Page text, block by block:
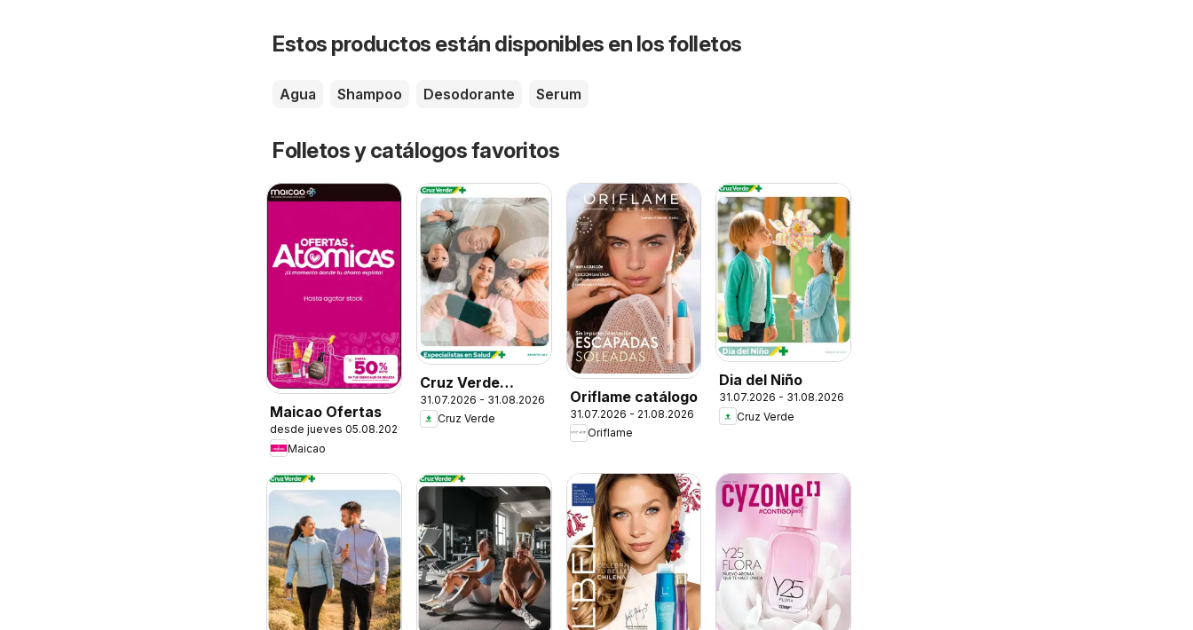
Estos productos están disponibles en los folletos
Agua Shampoo Desodorante Serum
Folletos y catálogos favoritos
Maicao Ofertas
desde jueves 05.08.2026
Maicao
Cruz Verde
Descuentos
31.07.2026 - 31.08.2026
Cruz Verde
Oriflame catálogo
31.07.2026 - 21.08.2026
Oriflame
Dia del Niño
31.07.2026 - 31.08.2026
Cruz Verde